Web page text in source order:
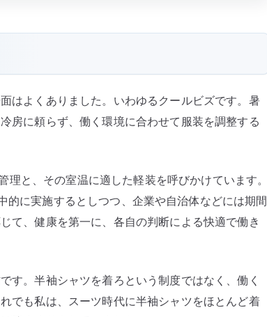
はよくありました。いわゆるクールビズです。暑
房に頼らず、働く環境に合わせて服装を調整する
と、その室温に適した軽装を呼びかけています。
に実施するとしつつ、企業や自治体などには期間
て、健康を第一に、各自の判断による快適で働き
す。半袖シャツを着ろという制度ではなく、働く
でも私は、スーツ時代に半袖シャツをほとんど着